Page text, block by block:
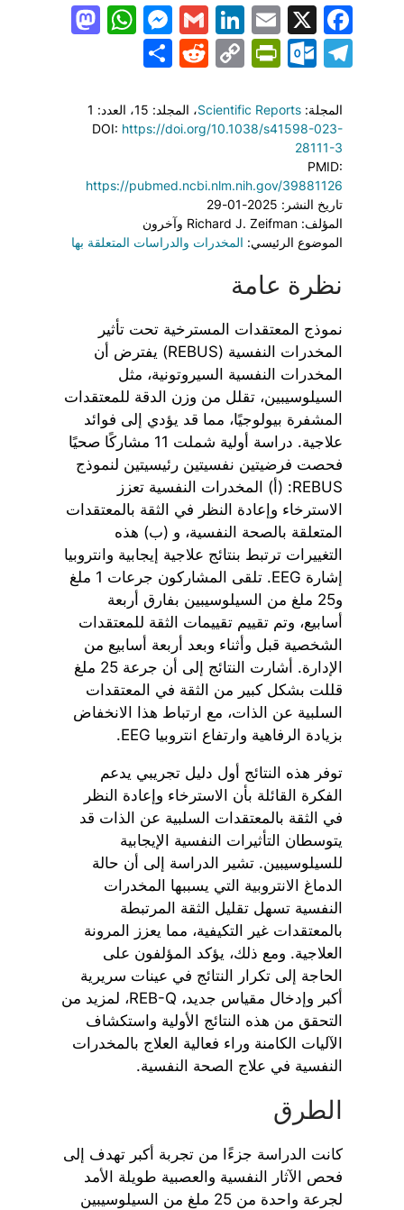
Facebook
X
Email
LinkedIn
Gmail
Telegram
Outlook.com
PrintFriendly
Copy
Reddit
Share
المجلة: Scientific Reports، المجلد: 15
، العدد: 1
DOI: https://doi.org/10.1038/s41598-023-
28111-3
PMID:
https://pubmed.ncbi.nlm.nih.gov/39881126
تاريخ النشر: 2025-01-29
المؤلف: Richard J. Zeifman وآخرون
الموضوع الرئيسي: المخدرات والدراسات المتعلقة بها
نظرة عامة
نموذج المعتقدات المسترخية تحت تأثير
المخدرات النفسية (REBUS) يفترض أن
المخدرات النفسية السيروتونية، مثل
السيلوسيبين، تقلل من وزن الدقة للمعتقدات
المشفرة بيولوجيًا، مما قد يؤدي إلى فوائد
علاجية. دراسة أولية شملت 11 مشاركًا صحيًا
فحصت فرضيتين نفسيتين رئيسيتين لنموذج
REBUS: (أ) المخدرات النفسية تعزز
الاسترخاء وإعادة النظر في الثقة بالمعتقدات
المتعلقة بالصحة النفسية، و (ب) هذه
التغييرات ترتبط بنتائج علاجية إيجابية وانتروبيا
إشارة EEG. تلقى المشاركون جرعات 1 ملغ
و25 ملغ من السيلوسيبين بفارق أربعة
أسابيع، وتم تقييم تقييمات الثقة للمعتقدات
الشخصية قبل وأثناء وبعد أربعة أسابيع من
الإدارة. أشارت النتائج إلى أن جرعة 25 ملغ
قللت بشكل كبير من الثقة في المعتقدات
السلبية عن الذات، مع ارتباط هذا الانخفاض
بزيادة الرفاهية وارتفاع انتروبيا EEG.
توفر هذه النتائج أول دليل تجريبي يدعم
الفكرة القائلة بأن الاسترخاء وإعادة النظر
في الثقة بالمعتقدات السلبية عن الذات قد
يتوسطان التأثيرات النفسية الإيجابية
للسيلوسيبين. تشير الدراسة إلى أن حالة
الدماغ الانتروبية التي يسببها المخدرات
النفسية تسهل تقليل الثقة المرتبطة
بالمعتقدات غير التكيفية، مما يعزز المرونة
العلاجية. ومع ذلك، يؤكد المؤلفون على
الحاجة إلى تكرار النتائج في عينات سريرية
أكبر وإدخال مقياس جديد، REB-Q، لمزيد من
التحقق من هذه النتائج الأولية واستكشاف
الآليات الكامنة وراء فعالية العلاج بالمخدرات
النفسية في علاج الصحة النفسية.
الطرق
كانت الدراسة جزءًا من تجربة أكبر تهدف إلى
فحص الآثار النفسية والعصبية طويلة الأمد
لجرعة واحدة من 25 ملغ من السيلوسيبين